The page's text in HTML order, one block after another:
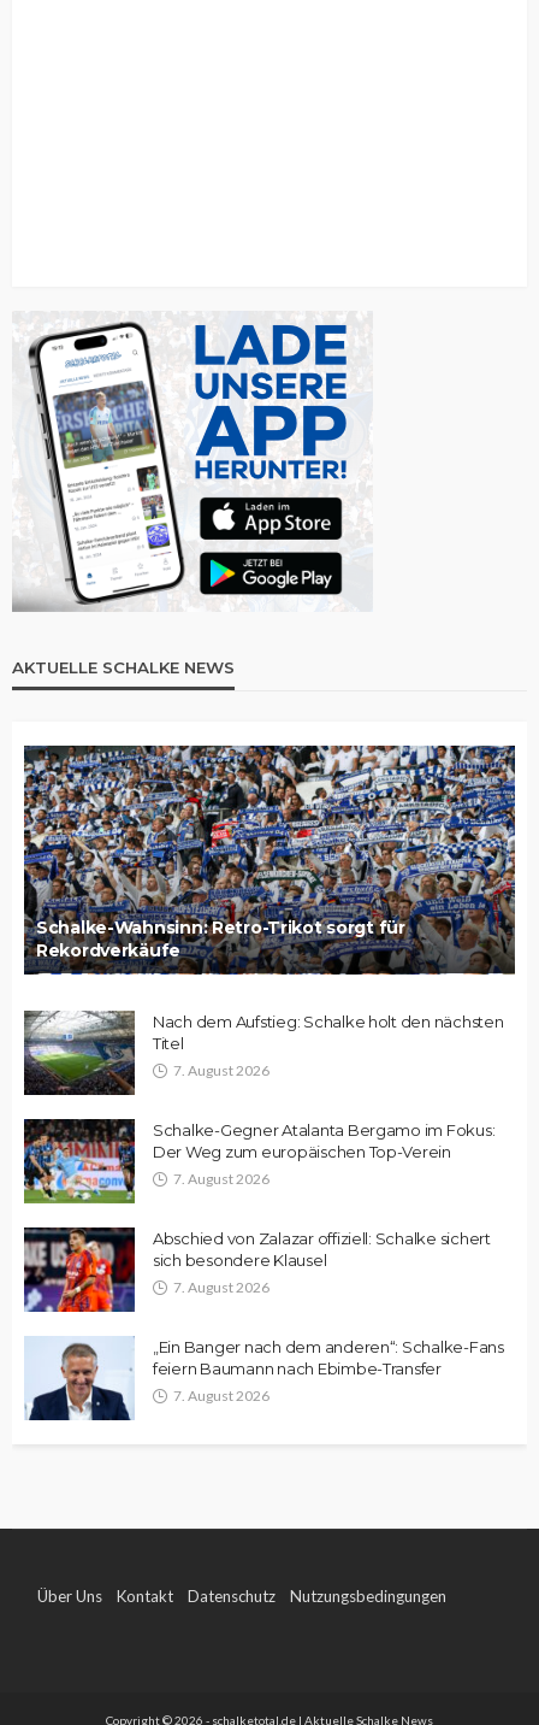
AKTUELLE SCHALKE NEWS
Schalke-Wahnsinn: Retro-Trikot sorgt für
Rekordverkäufe
Nach dem Aufstieg: Schalke holt den nächsten
Titel
7. August 2026
Schalke-Gegner Atalanta Bergamo im Fokus:
Der Weg zum europäischen Top-Verein
7. August 2026
Abschied von Zalazar offiziell: Schalke sichert
sich besondere Klausel
7. August 2026
„Ein Banger nach dem anderen“: Schalke-Fans
feiern Baumann nach Ebimbe-Transfer
7. August 2026
Über Uns Kontakt Datenschutz Nutzungsbedingungen
Copyright © 2026 - schalketotal.de | Aktuelle Schalke News